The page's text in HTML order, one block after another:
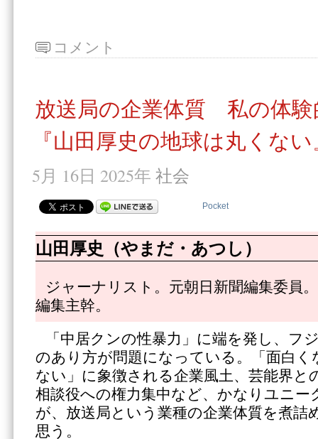
コメント
放送局の企業体質 私の体験
『山田厚史の地球は丸くな
5月 16日 2025年 社会
Pocket
山田厚史（やまだ・あつし）
ジャーナリスト。元朝日新聞編集委員
編集主幹。
「中居クンの性暴力」に端を発し、フ
のあり方が問題になっている。「面白
ない」に象徴される企業風土、芸能界と
相談役への権力集中など、かなりユニー
が、放送局という業種の企業体質を煮詰
思う。